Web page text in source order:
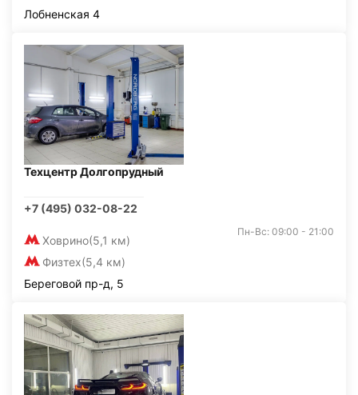
Лобненская 4
Техцентр Долгопрудный
+7 (495) 032-08-22
Ховрино(5,1 км)
Физтех(5,4 км)
Пн-Вс: 09:00 - 21:00
Береговой пр-д, 5